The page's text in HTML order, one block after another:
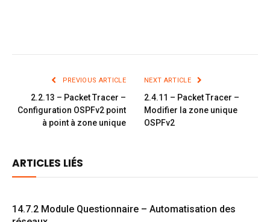
PREVIOUS ARTICLE
2.2.13 – Packet Tracer –
Configuration OSPFv2 point
à point à zone unique
NEXT ARTICLE
2.4.11 – Packet Tracer –
Modifier la zone unique
OSPFv2
ARTICLES LIÉS
14.7.2 Module Questionnaire – Automatisation des